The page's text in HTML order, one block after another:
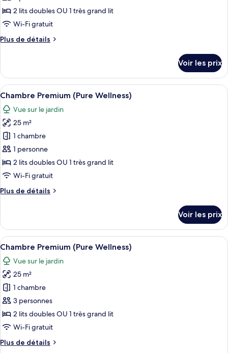
type
de
chambre :
Chambre
2 lits doubles OU 1 très grand lit
Wi-Fi gratuit
Plus de détails
Plus
le
type
de
Chambre
Premium
(Promo)
Voir les prix
Afficher
toutes
les
photos
pour
ce
type
de
chambre :
Chambre
Wellness)
Une chambre d’hôtel avec un lit, un
6
Chambre Premium (Pure Wellness)
Vue sur le jardin
25 m²
1 chambre
1 personne
2 lits doubles OU 1 très grand lit
Wi-Fi gratuit
Plus de détails
Plus
le
type
de
Chambre
Premium
(Pure
Wellness)
Voir les prix
Afficher
toutes
les
photos
pour
ce
type
de
chambre :
Chambre
Une chambre d’hôtel avec un lit, un
6
Chambre Premium (Pure Wellness)
Vue sur le jardin
25 m²
1 chambre
3 personnes
2 lits doubles OU 1 très grand lit
Wi-Fi gratuit
Plus de détails
Plus